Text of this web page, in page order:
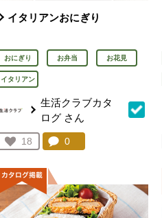
イタリアンおにぎり
おにぎり お弁当 お花見
イタリアン
生活クラブカタ
ログ さん
お気に入り登録：
18
人が登録
コメント：
0